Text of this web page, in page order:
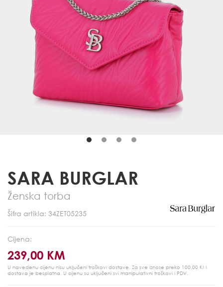
SARA BURGLAR
Ženska torba
Šifra artikla: 34ZET05235
Cijena:
239,00 KM
U navedenu cijenu nisu uključeni troškovi dostave. Za sve iznose preko 100,00 KM
dostava je besplatna. U cijenu su uključeni svi manipulativni troškovi i PDV.